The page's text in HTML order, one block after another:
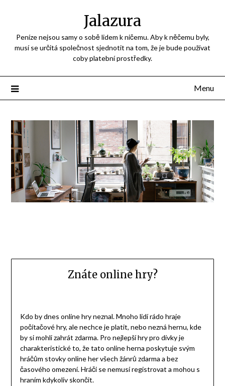
Jalazura
Peníze nejsou samy o sobě lidem k ničemu. Aby k něčemu byly,
musí se určitá společnost sjednotit na tom, že je bude používat
coby platební prostředky.
Menu
Znáte online hry?
Kdo by dnes online hry neznal. Mnoho lidí rádo hraje
počítačové hry, ale nechce je platit, nebo nezná hernu, kde
by si mohli zahrát zdarma. Pro nejlepší hry pro dívkyje
charakteristické to, že tato online herna poskytuje svým
hráčům stovky online her všech žánrů zdarma a bez
časového omezení. Hráči se nemusí registrovat a mohou s
hraním kdykoliv skončit.